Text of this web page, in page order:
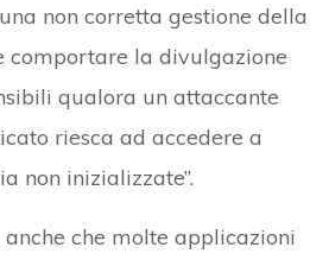
non corretta gestione della
comportare la divulgazione
qualora un attaccante
riesca ad accedere a
non inizializzate”.
anche che molte applicazioni